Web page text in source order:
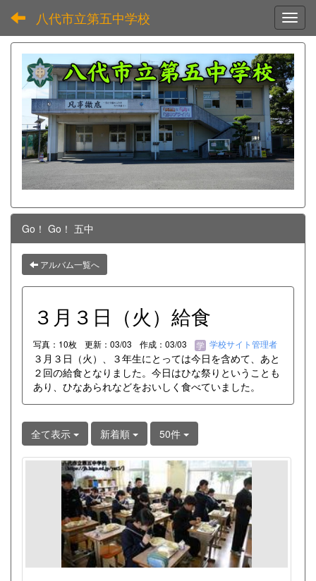
八代市立第五中学校
Go！ Go！ 五中
アルバム一覧へ
３月３日（火）給食
写真：10枚 更新：03/03 作成：03/03 学校サイト管理者
３月３日（火）、３年生にとっては今日を含めて、あと
２回の給食となりました。今日はひな祭りということも
あり、ひなあられなどをおいしく食べていました。
全て表示 新着順 50件